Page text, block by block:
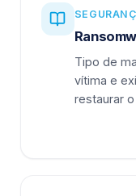
Tipo de
vítima e
restaurar